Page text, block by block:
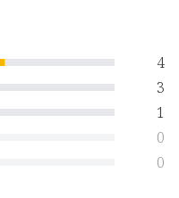
4
3
1
0
0